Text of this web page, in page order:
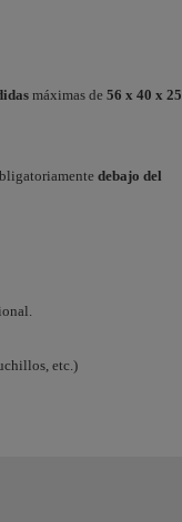
máximas de 56 x 40 x 25
debajo del
etc.)